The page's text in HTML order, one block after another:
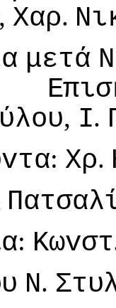
, Χαρ.
μετά
, I.
: Χρ.
: Κωvστ
Ν.